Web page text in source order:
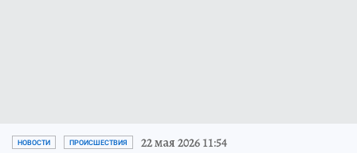
НОВОСТИ ПРОИСШЕСТВИЯ 22 мая 2026 11:54